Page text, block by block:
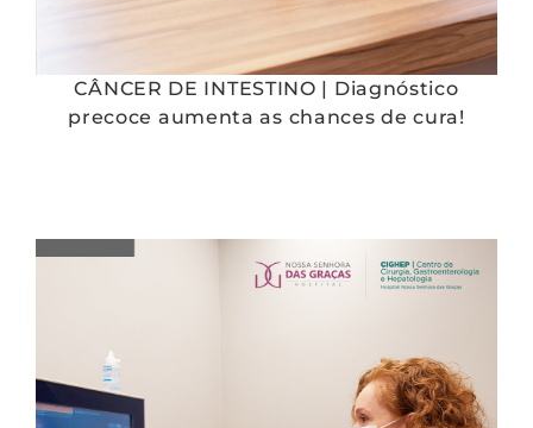
CÂNCER DE INTESTINO | Diagnóstico
precoce aumenta as chances de cura!